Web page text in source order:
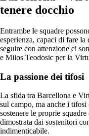
tenere docchio
Entrambe le squadre
esperienza, capaci di fare
seguire con attenzione ci
e Milos Teodosic per la
La passione dei tifosi
La sfida tra Barcellona e
sul campo, ma anche i
sostenere le proprie
dimostrata dai sostenitori
indimenticabile.